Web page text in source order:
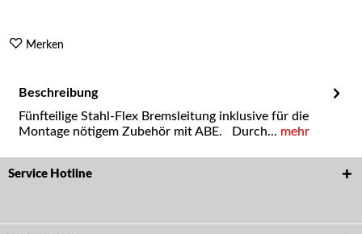
Merken
Beschreibung
Fünfteilige Stahl-Flex Bremsleitung inklusive für die
Montage nötigem Zubehör mit ABE. Durch... mehr
Service Hotline